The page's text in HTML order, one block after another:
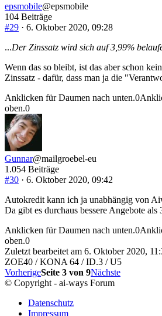
epsmobile@epsmobile
104 Beiträge
#29 · 6. Oktober 2020, 09:28
...Der Zinssatz wird sich auf 3,99%
Wenn das so bleibt, ist das aber schon
Zinssatz - dafür, dass man ja die
Anklicken für Daumen nach unten.0
oben.0
Gunnar@mailgroebel-eu
1.054 Beiträge
#30 · 6. Oktober 2020, 09:42
Autokredit kann ich ja unabhängig von
Da gibt es durchaus bessere Angebote als
Anklicken für Daumen nach unten.0
oben.0
Zuletzt bearbeitet am 6. Oktober 2020,
ZOE40 / KONA 64 / ID.3 / U5
VorherigeSeite 3 von 9Nächste
© Copyright - ai-ways Forum
Datenschutz
Impressum